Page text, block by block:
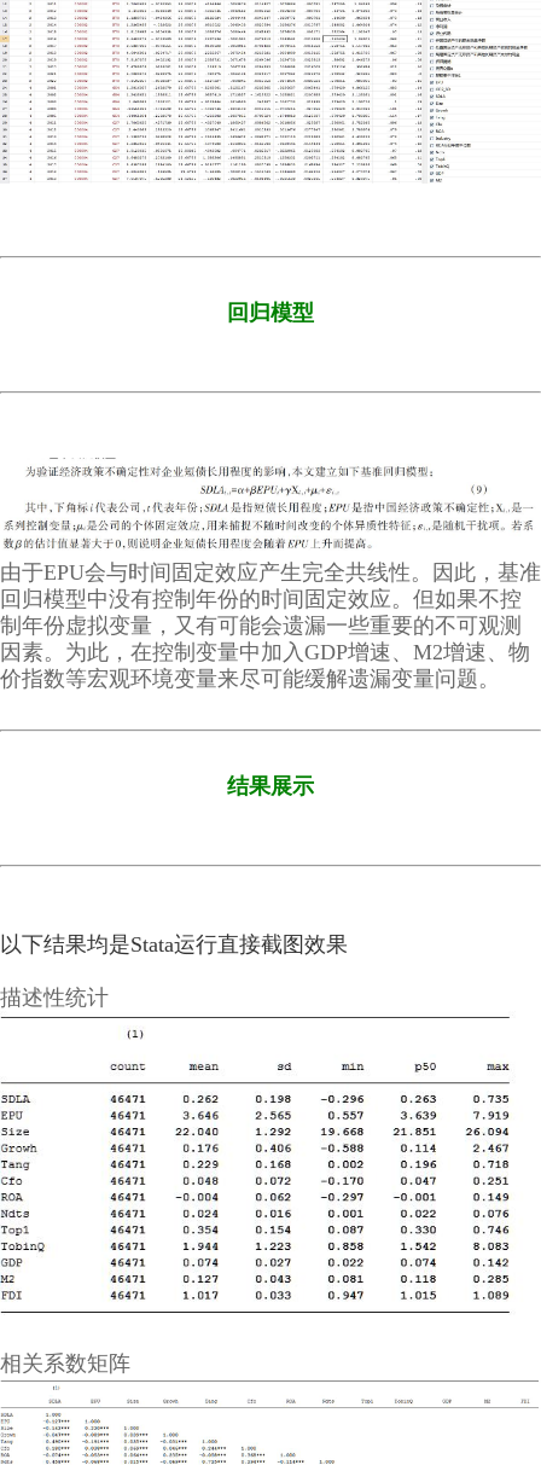
回归模型
由于EPU会与时间固定效应产生完全共线性。因此，基准
回归模型中没有控制年份的时间固定效应。但如果不控
制年份虚拟变量，又有可能会遗漏一些重要的不可观测
因素。为此，在控制变量中加入GDP增速、M2增速、物
价指数等宏观环境变量来尽可能缓解遗漏变量问题。
结果展示
以下结果均是Stata运行直接截图效果
描述性统计
相关系数矩阵